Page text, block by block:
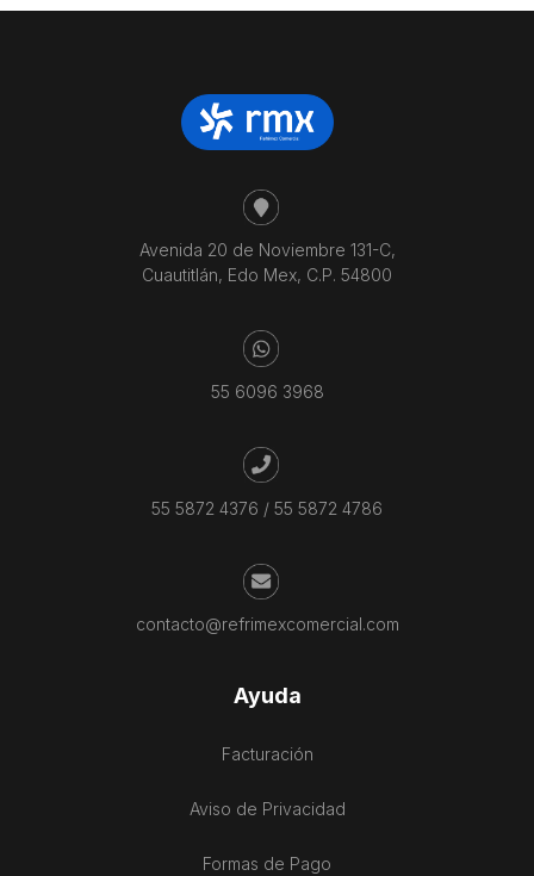
Avenida 20 de Noviembre 131-C,
Cuautitlán, Edo Mex, C.P. 54800
55 6096 3968
55 5872 4376 / 55 5872 4786
contacto@refrimexcomercial.com
Ayuda
Facturación
Aviso de Privacidad
Formas de Pago